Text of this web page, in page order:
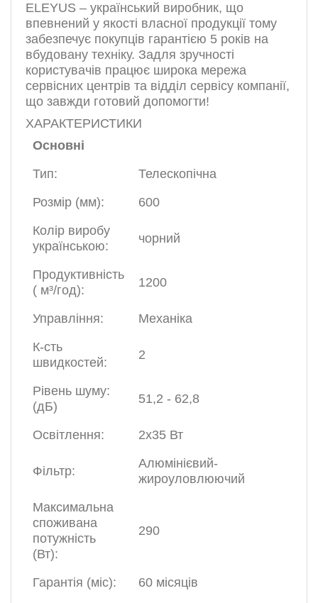
ELEYUS – український виробник, що
впевнений у якості власної продукції тому
забезпечує покупців гарантією 5 років на
вбудовану техніку. Задля зручності
користувачів працює широка мережа
сервісних центрів та відділ сервісу компанії,
що завжди готовий допомогти!
ХАРАКТЕРИСТИКИ
Основні
Тип:
Телескопічна
Розмір (мм):
600
Колір виробу
українською:
чорний
Продуктивність
( м³/год):
1200
Управління:
Механіка
К-сть
швидкостей:
2
Рівень шуму:
(дБ)
51,2 - 62,8
Освітлення: 2х35 Вт
Фільтр:
Алюмінієвий-
жироуловлюючий
Максимальна
споживана
потужність
(Вт):
290
Гарантія (міс):
60 місяців